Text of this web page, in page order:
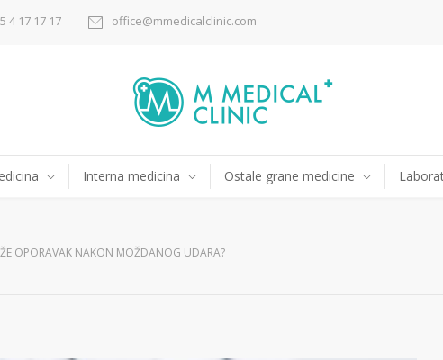
4 17 17 17 office@mmedicalclinic.com
Interna medicina Ostale grane medicine
OPORAVAK NAKON MOŽDANOG UDARA?